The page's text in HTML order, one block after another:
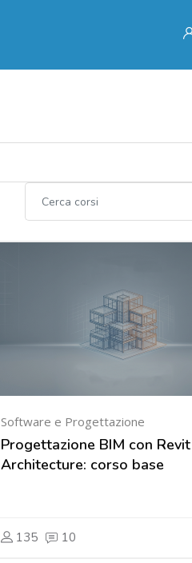
Software e Progettazione
Progettazione BIM con Revit
Architecture: corso base
135 10